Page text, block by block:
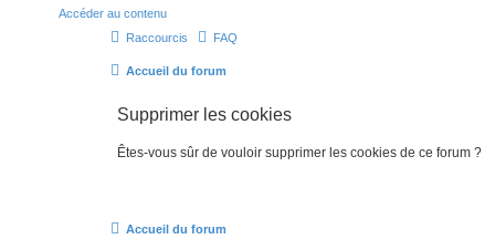
Accéder au contenu
Raccourcis
FAQ
Accueil du forum
Supprimer les cookies
Êtes-vous sûr de vouloir supprimer les cookies de ce forum ?
Accueil du forum